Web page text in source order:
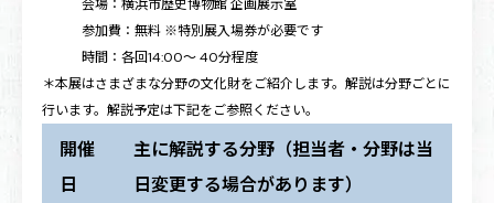
会場：横浜市歴史博物館 企画展示室
参加費：無料 ※特別展入場券が必要です
時間：各回14:00～ 40分程度
＊本展はさまざまな分野の文化財をご紹介します。解説は分野ごとに
行います。解説予定は下記をご参照ください。
開催
日
主に解説する分野（担当者・分野は当
日変更する場合があります）